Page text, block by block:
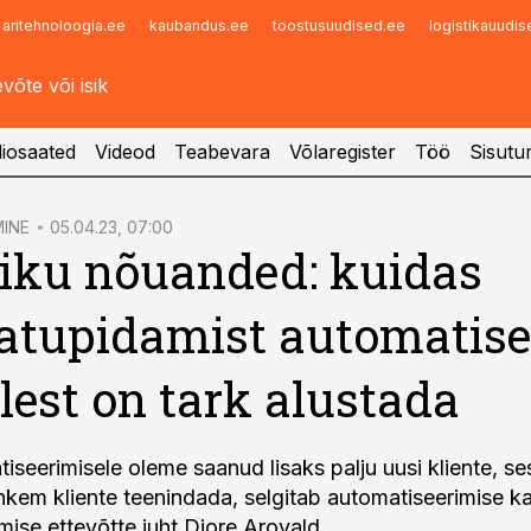
aritehnoloogia.ee kaubandus.ee toostusuudised.ee
Infopank
Videod Teabevara Võlaregister Töö
05.04.23, 07:00
nõuanded: kuidas
on tark alustada
oleme saanud lisaks palju uusi kliente,
kliente teenindada, selgitab automatiseerimise